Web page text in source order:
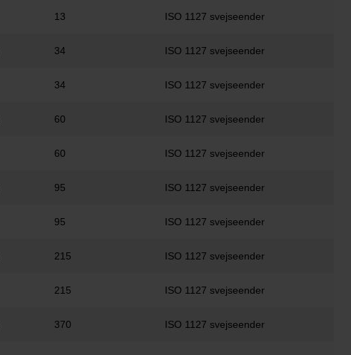
13 ISO 1127 svejseender
34 ISO 1127 svejseender
34 ISO 1127 svejseender
60 ISO 1127 svejseender
60 ISO 1127 svejseender
95 ISO 1127 svejseender
95 ISO 1127 svejseender
215 ISO 1127 svejseender
215 ISO 1127 svejseender
370 ISO 1127 svejseender